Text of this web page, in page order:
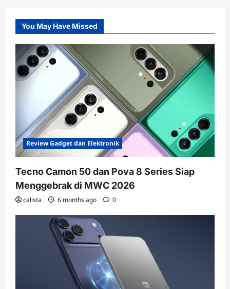
You May Have Missed
Review Gadget dan Elektronik
Tecno Camon 50 dan Pova 8 Series Siap
Menggebrak di MWC 2026
calista 6 months ago 0